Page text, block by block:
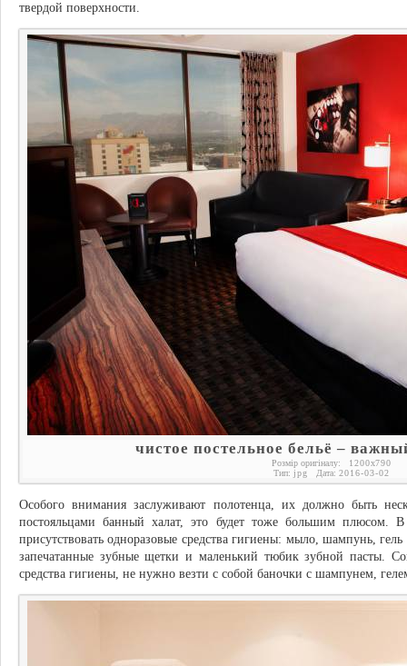
твердой поверхности.
чистое постельное бельё –
Розмір оригіналу: 1200x790
Тип: jpg Дата: 2016-03-02
Особого внимания заслуживают полотенца, их должно быть
постояльцами банный халат, это будет тоже большим плюсом.
присутствовать одноразовые средства гигиены: мыло, шампунь,
запечатанные зубные щетки и маленький тюбик зубной пасты.
средства гигиены, не нужно везти с собой баночки с шампунем,